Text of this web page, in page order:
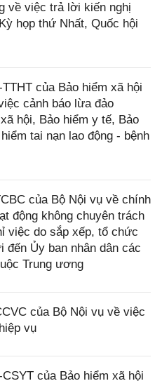
về việc trả lời kiến nghị
họp thứ Nhất, Quốc hội
của Bảo hiểm xã hội
cảnh báo lừa đảo
hội, Bảo hiểm y tế, Bảo
tai nạn lao động - bệnh
của Bộ Nội vụ về chính
động không chuyên trách
việc do sắp xếp, tổ chức
đến Ủy ban nhân dân các
Trung ương
của Bộ Nội vụ về việc
vụ
của Bảo hiểm xã hội